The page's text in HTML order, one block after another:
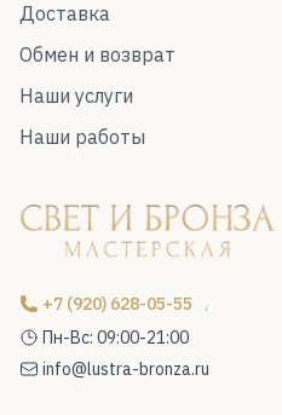
Доставка
Обмен и возврат
Наши услуги
Наши работы
+7 (920) 628-05-55
Пн-Вс: 09:00-21:00
info@lustra-bronza.ru